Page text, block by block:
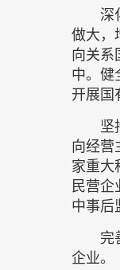
深
做大，
向关系
中。健
开展国
坚
向经营
家重大
民营
中事后
完
企业。